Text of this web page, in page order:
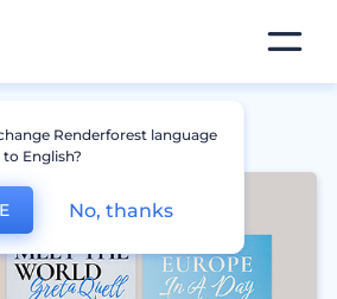
Renderforest language
to English?
No, thanks